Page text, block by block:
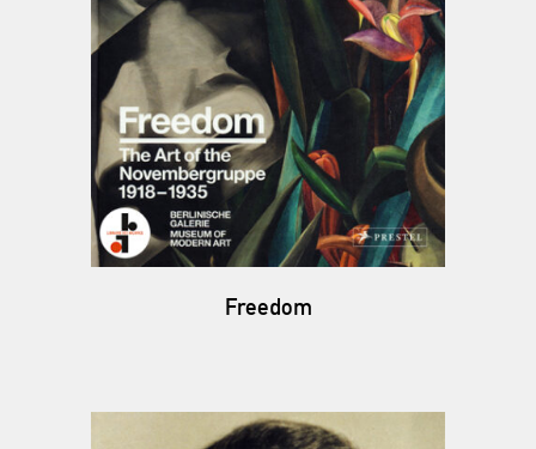
Freedom